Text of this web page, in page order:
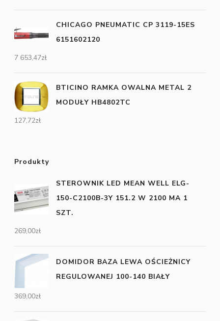
CHICAGO PNEUMATIC CP 3119-15ES
6151602120
7 653,47zł
BTICINO RAMKA OWALNA METAL 2
MODUŁY HB4802TC
127,72zł
Produkty
STEROWNIK LED MEAN WELL ELG-
150-C2100B-3Y 151.2 W 2100 MA 1
SZT.
269,00zł
DOMIDOR BAZA LEWA OŚCIEŻNICY
REGULOWANEJ 100-140 BIAŁY
369,00zł